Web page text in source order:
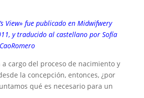
View» fue publicado en Midwifwery
y traducido al castellano por Sofía
a cargo del proceso de nacimiento y
la concepción, entonces, ¿por
qué es necesario para un